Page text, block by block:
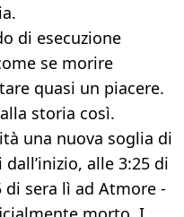
di esecuzione
se morire
quasi un piacere.
storia così.
una nuova soglia di
alle 3:25 di
di sera lì ad Atmore -